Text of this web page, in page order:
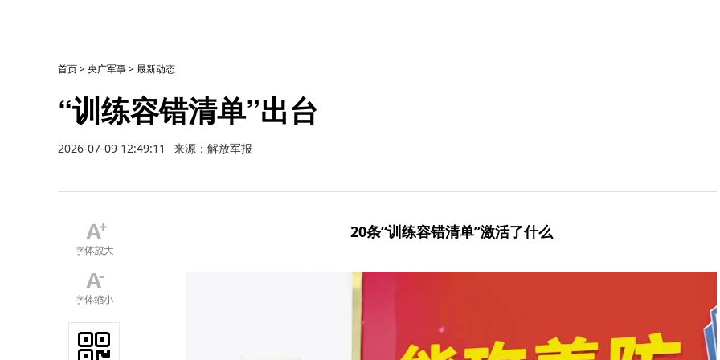
首页>央广军事>最新动态
“训练容错清单”出台
2026-07-09 12:49:11 来源：解放军报
20条“训练容错清单”激活了什么